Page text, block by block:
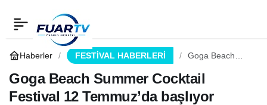
Haberler FESTİVAL HABERLERİ
Goga Beach
Festival 12
Temmuz’da
başlıyor
Goga Beach Summer Cocktail
Festival 12 Temmuz’da başlıyor
Goga Beach Summer
Cocktail Festival 12
Temmuz’da başlıyor